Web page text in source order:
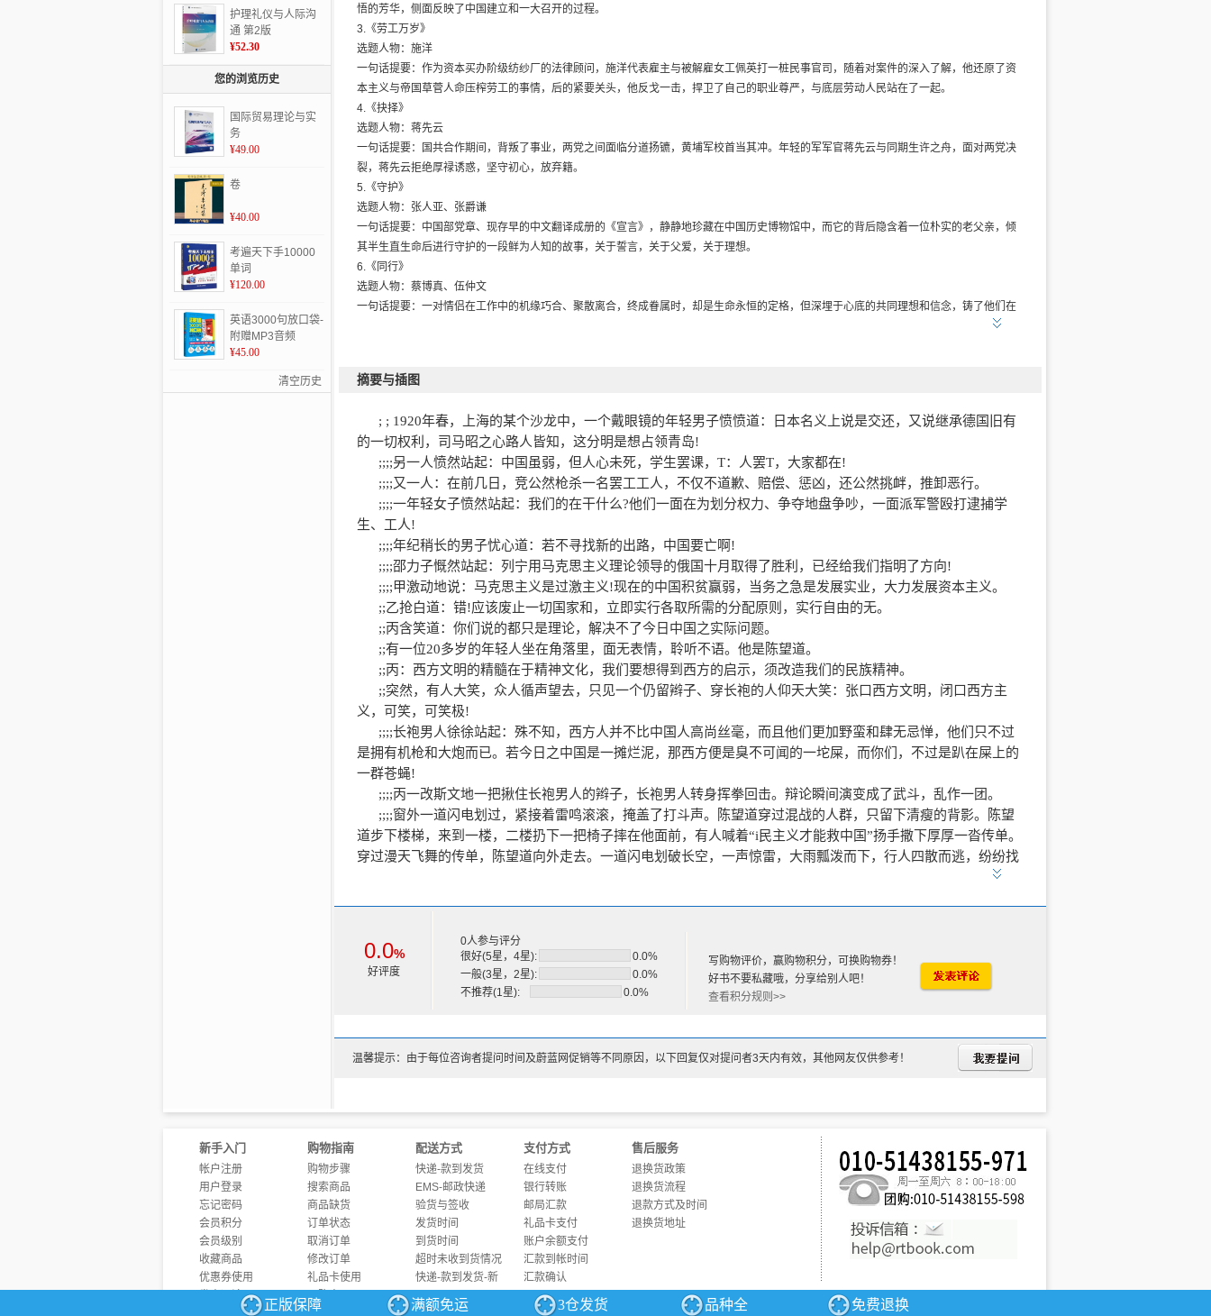
护理礼仪与人际沟
通 第2版
¥52.30
您的浏览历史
国际贸易理论与实
务
¥49.00
卷
¥40.00
考遍天下手10000
单词
¥120.00
英语3000句放口袋-
附赠MP3音频
¥45.00
清空历史
悟的芳华，侧面反映了中国建立和一大召开的过程。
3.《劳工万岁》
选题人物：施洋
一句话提要：作为资本买办阶级纺纱厂的法律顾问，施洋代表雇主与被解雇女工佩英打一桩民事官司，随着对案件的深入了解，他还原了资
本主义与帝国草菅人命压榨劳工的事情，后的紧要关头，他反戈一击，捍卫了自己的职业尊严，与底层劳动人民站在了一起。
4.《抉择》
选题人物：蒋先云
一句话提要：国共合作期间，背叛了事业，两党之间面临分道扬镳，黄埔军校首当其冲。年轻的军军官蒋先云与同期生许之舟，面对两党决
裂，蒋先云拒绝厚禄诱惑，坚守初心，放弃籍。
5.《守护》
选题人物：张人亚、张爵谦
一句话提要：中国部党章、现存早的中文翻译成册的《宣言》，静静地珍藏在中国历史博物馆中，而它的背后隐含着一位朴实的老父亲，倾
其半生直生命后进行守护的一段鲜为人知的故事，关于誓言，关于父爱，关于理想。
6.《同行》
选题人物：蔡博真、伍仲文
一句话提要：一对情侣在工作中的机缘巧合、聚散离合，终成眷属时，却是生命永恒的定格，但深埋于心底的共同理想和信念，铸了他们在
一句话提要：张锦辉是早期先烈的代表，开始她只是一个普通农家姑娘，只想自由自在歌唱，但这么简单的愿望在那个年代都无法实现。接
8.《五十五封信》
选题人物：安
一句话提要：通过讲述一张老照片的修复，回溯了安李志强这对眷侣为家国舍生取义、守望一生的感人爱情。他们多年来只用书信传达着爱
意，而“无字书”的故事印证了他们愿为国家存亡，舍弃生命的精神和的情操。
9.《雪国的篝火》
选题人物：红三军团一连炊事班
一句话提要：红三军团一连炊事班的炊事员带着坚定的意志，乐观的精神，用他们的付出保证了全作战部队无一人饿死，而他们自己却因此
走向了之路。正是他们身上的精神之火，让红军凭借坚定的信念，战胜了一个又一个的艰难险阻，创造了人类历的奇迹，终获得了长征的胜
10.《烈》
选题人物：熊大缜
一句话提要：熊大缜亲眼目睹抗日爱国分子引爆未果，由此白白，于是告别老师和爱人奔赴冀北根据地。熊大缜和同学汪德熙等人解决了烈
炸药稳定的问题，并成立了技术研究所，展现出一名知识分子在国家危难存亡之际毅然选择投笔从戎的爱国信念。
11.《我是小方》
选题人物：方大曾
一句话提要：日军侵华初期，方大曾便活跃在绥远抗日前线，报道抗日英雄事迹，鼓舞军民士气。“七七事变”爆发，北平城里人心惶惶，方大
曾却担负着记录历史的使命，义无反顾逆行赶往火线。以相机和笔为抗争的武器，为抗日救亡的理想而奔走，记录动荡时代，振奋民
族精神。
12.《叛逆者》
选题人物：何敬平
一句话提要：身处渣滓洞集中营的中员何敬平饱含激情，写下了《把牢底坐穿》的诗歌，鼓舞所有在监狱中的信心。他克服种种困难，坚持
教导年仅 13 岁的狱友小路认字读书，为其特制“文房四宝”，甚精心策划了一条“越狱”之路。
13.《我送亲人过大江》
14.《歌唱祖国》
选题人物：王莘
一句话提要：1950 年的，王莘去北京为乐队购置一批乐器。路过时秋高气爽，天空瓦蓝，五星红旗在广场上空高高飘扬，王莘一下子触动了
心弦，强烈的创作袭来。“五星红旗迎风飘扬， 胜利歌声多么响亮。歌唱我们亲爱的祖国，从今走向繁荣富强。”未加思索，这几句歌词和着
15.《我们的阵地》
选题人物：关崇贵
摘要与插图
; ; 1920年春，上海的某个沙龙中，一个戴眼镜的年轻男子愤愤道：日本名义上说是交还，又说继承德国旧有
的一切权利，司马昭之心路人皆知，这分明是想占领青岛!
;;;;另一人愤然站起：中国虽弱，但人心未死，学生罢课， T：人罢T，大家都在!
;;;;又一人：在前几日，竞公然枪杀一名罢工工人，不仅不道歉、赔偿、惩凶，还公然挑衅，推卸恶行。
;;;;一年轻女子愤然站起：我们的在干什么?他们一面在为划分权力、争夺地盘争吵，一面派军警殴打逮捕学
生、工人!
;;;;年纪稍长的男子忧心道：若不寻找新的出路，中国要亡啊 !
;;;;邵力子慨然站起：列宁用马克思主义理论领导的俄国十月取得了胜利，已经给我们指明了方向!
;;;;甲激动地说：马克思主义是过激主义!现在的中国积贫赢弱，当务之急是发展实业，大力发展资本主义。
;;乙抢白道：错!应该废止一切国家和，立即实行各取所需的分配原则，实行自由的无。
;;丙含笑道：你们说的都只是理论，解决不了今日中国之实际问题。
;;有一位20多岁的年轻人坐在角落里，面无表情，聆听不语。他是陈望道。
;;丙：西方文明的精髓在于精神文化，我们要想得到西方的启示，须改造我们的民族精神。
;;突然，有人大笑，众人循声望去，只见一个仍留辫子、穿长袍的人仰天大笑：张口西方文明，闭口西方主
义，可笑，可笑极!
;;;;长袍男人徐徐站起：殊不知，西方人并不比中国人高尚丝毫，而且他们更加野蛮和肆无忌惮，他们只不过
是拥有机枪和大炮而已。若今日之中国是一摊烂泥，那西方便是臭不可闻的一坨屎，而你们，不过是趴在屎上的
一群苍蝇!
;;;;丙一改斯文地一把揪住长袍男人的辫子，长袍男人转身挥拳回击。辩论瞬间演变成了武斗，乱作一团。
;;;;窗外一道闪电划过，紧接着雷鸣滚滚，掩盖了打斗声。陈望道穿过混战的人群，只留下清瘦的背影。陈望
道步下楼梯，来到一楼，二楼扔下一把椅子摔在他面前，有人喊着“i 民主义才能救中国”扬手撒下厚厚一沓传单。
穿过漫天飞舞的传单，陈望道向外走去。一道闪电划破长空，一声惊雷，大雨瓢泼而下，行人四散而逃，纷纷找
陈望道：今日之中国，山太多，庙太少。
;;;;两人边走边聊，来到了邵力子的办公室。邵力子和陈望道分坐书桌两侧。雨打窗户，噼啪作响。一道闪电
划破天空，照亮了书桌上的两本薄书。
邵力子：俄国之所以取得了，是因为维克政党，团结了丁人、农民、贩夫走卒这些广大的社会阶层。
;;;;陈望道：，要有思想武器!
;;;;邵力子将外文版的《宣言》推到陈望道面前，说道：你在日本留学时开始信仰马克思主义，又精通日文和
0.0%
好评度
0人参与评分
很好(5星，4星):
0.0%
一般(3星，2星):
0.0%
不推荐(1星):
0.0%
写购物评价，赢购物积分，可换购物券！
好书不要私藏哦，分享给别人吧！
查看积分规则>>
温馨提示：由于每位咨询者提问时间及蔚蓝网促销等不同原因，以下回复仅对提问者3天内有效，其他网友仅供参考！
新手入门
帐户注册
用户登录
忘记密码
会员积分
会员级别
收藏商品
优惠券使用
商品问答
购物指南
购物步骤
搜索商品
商品缺货
订单状态
取消订单
修改订单
礼品卡使用
团购商品
发票制度
配送方式
快递-款到发货
EMS-邮政快递
验货与签收
发货时间
到货时间
超时未收到货情况
快递-款到发货-新
支付方式
在线支付
银行转账
邮局汇款
礼品卡支付
账户余额支付
汇款到帐时间
汇款确认
售后服务
退换货政策
退换货流程
退款方式及时间
退换货地址
正版保障 满额免运 3仓发货 品种全 免费退换